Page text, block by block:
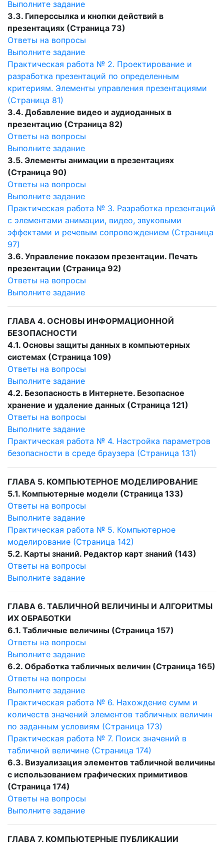
Выполните задание
3.3. Гиперссылка и кнопки действий в
презентациях (Страница 73)
Ответы на вопросы
Выполните задание
Практическая работа № 2. Проектирование и
разработка презентаций по определенным
критериям. Элементы управления презентациями
(Страница 81)
3.4. Добавление видео и аудиоданных в
презентацию (Страница 82)
Ответы на вопросы
Выполните задание
3.5. Элементы анимации в презентациях
(Страница 90)
Ответы на вопросы
Выполните задание
Практическая работа № 3. Разработка презентаций
с элементами анимации, видео, звуковыми
эффектами и речевым сопровождением (Страница
97)
3.6. Управление показом презентации. Печать
презентации (Страница 92)
Ответы на вопросы
Выполните задание
ГЛАВА 4. ОСНОВЫ ИНФОРМАЦИОННОЙ
БЕЗОПАСНОСТИ
4.1. Основы защиты данных в компьютерных
системах (Страница 109)
Ответы на вопросы
Выполните задание
4.2. Безопасность в Интернете. Безопасное
хранение и удаление данных (Страница 121)
Ответы на вопросы
Выполните задание
Практическая работа № 4. Настройка параметров
безопасности в среде браузера (Страница 131)
ГЛАВА 5. КОМПЬЮТЕРНОЕ МОДЕЛИРОВАНИЕ
5.1. Компьютерные модели (Страница 133)
Ответы на вопросы
Выполните задание
Практическая работа № 5. Компьютерное
моделирование (Страница 142)
5.2. Карты знаний. Редактор карт знаний (143)
Ответы на вопросы
Выполните задание
ГЛАВА 6. ТАБЛИЧНОЙ ВЕЛИЧИНЫ И АЛГОРИТМЫ
ИХ ОБРАБОТКИ
6.1. Табличные величины (Страница 157)
Ответы на вопросы
Выполните задание
6.2. Обработка табличных величин (Страница 165)
Ответы на вопросы
Выполните задание
Практическая работа № 6. Нахождение сумм и
количеств значений элементов табличных величин
по заданным условиям (Страница 173)
Практическая работа № 7. Поиск значений в
табличной величине (Страница 174)
6.3. Визуализация элементов табличной величины
с использованием графических примитивов
(Страница 174)
Ответы на вопросы
Выполните задание
ГЛАВА 7. КОМПЬЮТЕРНЫЕ ПУБЛИКАЦИИ